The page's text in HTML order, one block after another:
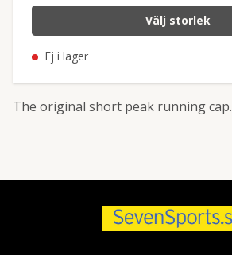
Välj storlek
Ej i lager
The original short peak running cap.